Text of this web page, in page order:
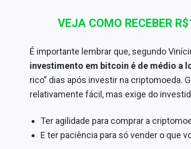
VEJA COMO RECEBER
É importante lembrar que, segundo
investimento em bitcoin é de médio a
rico” dias após investir na criptomoeda.
relativamente fácil, mas exige do
Ter agilidade para comprar a
E ter paciência para só vender o que